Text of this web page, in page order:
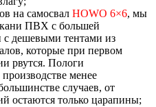
на самосвал HOWO 6×6, мы
ПВХ с большей
с дешевыми тентами из
которые при первом
рвутся. Пологи
менее
случаев, от
остаются только царапины;